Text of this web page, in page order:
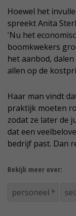
Hoewel het
spreekt Anita
'Nu het
boomkwekers
het aanbod,
allen op de
Haar man vindt
praktijk moeten
zodat ze later de
dat een
bedrijf past. Dan
Bekijk meer over:
personeel